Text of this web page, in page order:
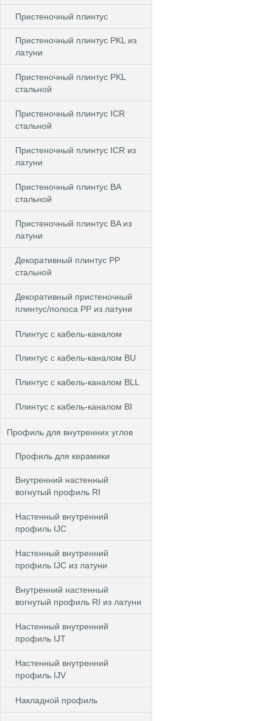
Пристеночный плинтус
Пристеночный плинтус PKL из
латуни
Пристеночный плинтус PKL
стальной
Пристеночный плинтус ICR
стальной
Пристеночный плинтус ICR из
латуни
Пристеночный плинтус BA
стальной
Пристеночный плинтус BA из
латуни
Декоративный плинтус PP
стальной
Декоративный пристеночный
плинтус/полоса PP из латуни
Плинтус с кабель-каналом
Плинтус с кабель-каналом BU
Плинтус с кабель-каналом BLL
Плинтус с кабель-каналом BI
Профиль для внутренних углов
Профиль для керамики
Внутренний настенный
вогнутый профиль RI
Настенный внутренний
профиль IJC
Настенный внутренний
профиль IJC из латуни
Внутренний настенный
вогнутый профиль RI из латуни
Настенный внутренний
профиль IJT
Настенный внутренний
профиль IJV
Накладной профиль